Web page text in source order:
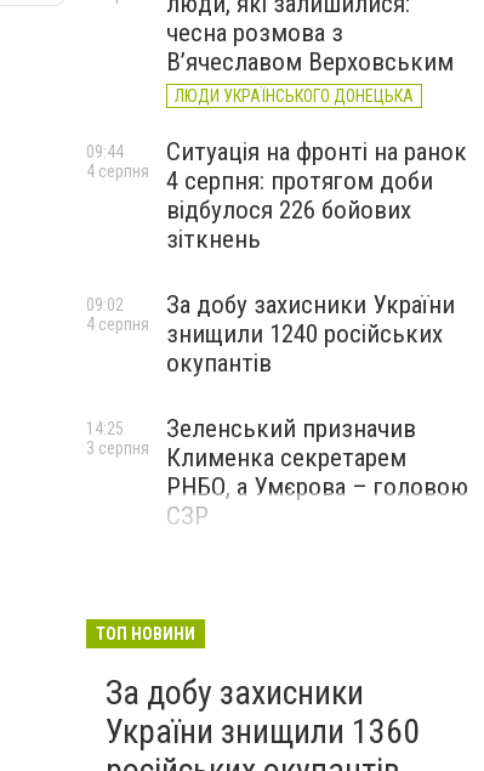
чесна розмова з
В’ячеславом Верховським
ЛЮДИ УКРАЇНСЬКОГО ДОНЕЦЬКА
Ситуація на фронті на ранок
4 серпня: протягом доби
відбулося 226 бойових
зіткнень
09:44
4 серпня
За добу захисники України
знищили 1240 російських
окупантів
09:02
4 серпня
Зеленський призначив
Клименка секретарем
РНБО, а Умєрова – головою
СЗР
14:25
3 серпня
ТОП НОВИНИ
За добу захисники
України знищили 1360